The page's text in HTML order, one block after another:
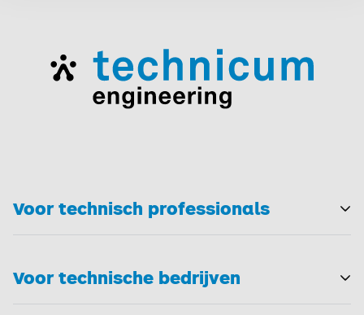
Voor technisch professionals
Voor technische bedrijven